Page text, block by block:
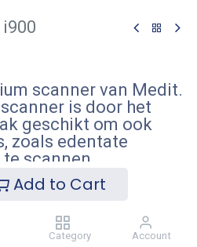
Add to Cart
Category Account
scanner van Medit.
is door het
geschikt om ook
zoals edentate
scannen.